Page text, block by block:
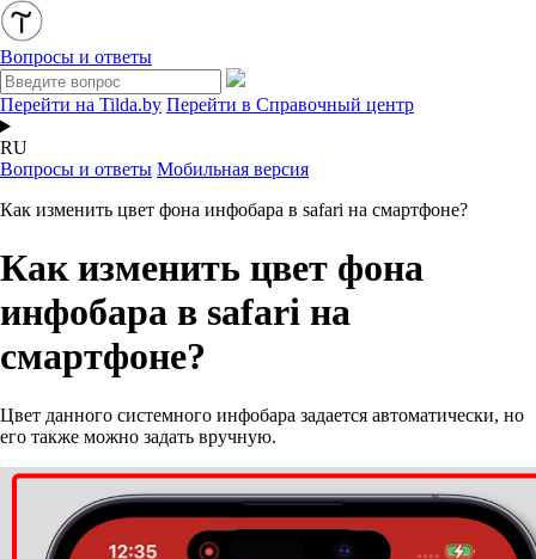
Вопросы и ответы
Перейти на Tilda.by Перейти в Справочный центр
RU
Вопросы и ответы Мобильная версия
Как изменить цвет фона инфобара в safari на смартфоне?
Как изменить цвет фона
инфобара в safari на
смартфоне?
Цвет данного системного инфобара задается автоматически, но
его также можно задать вручную.